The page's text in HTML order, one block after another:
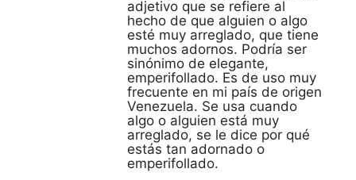
adjetivo que se refiere al
hecho de que alguien o algo
esté muy arreglado, que tiene
muchos adornos. Podría ser
sinónimo de elegante,
emperifollado. Es de uso muy
frecuente en mi país de origen
Venezuela. Se usa cuando
algo o alguien está muy
arreglado, se le dice por qué
estás tan adornado o
emperifollado.